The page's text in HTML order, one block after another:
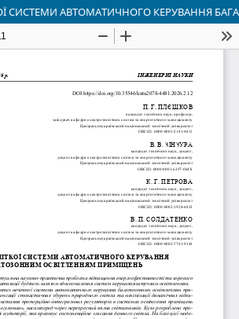
СИСТЕМИ АВТОМАТИЧНОГО КЕРУВАННЯ